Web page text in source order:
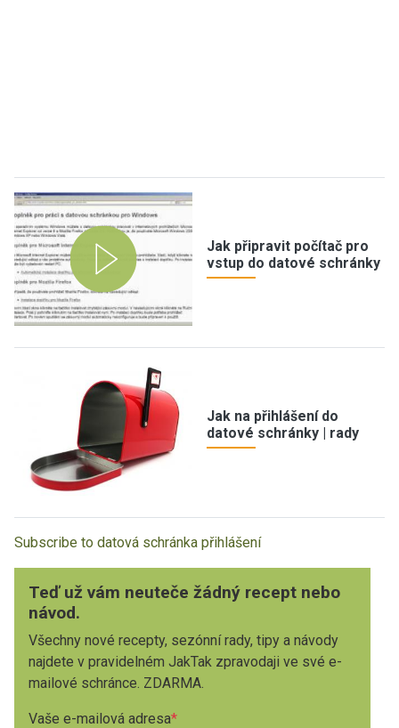
Jak připravit počítač pro
vstup do datové schránky
Jak na přihlášení do
datové schránky | rady
Subscribe to datová schránka přihlášení
Teď už vám neuteče žádný recept nebo
návod.
Všechny nové recepty, sezónní rady, tipy a návody
najdete v pravidelném JakTak zpravodaji ve své e-
mailové schránce. ZDARMA.
Vaše e-mailová adresa